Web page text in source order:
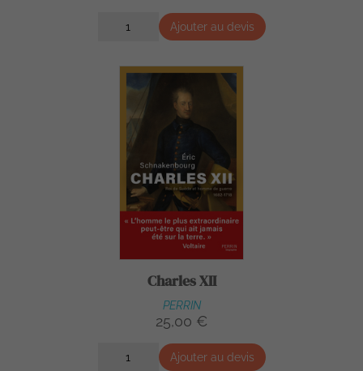
Ajouter au devis
Charles XII
PERRIN
25,00 €
Ajouter au devis